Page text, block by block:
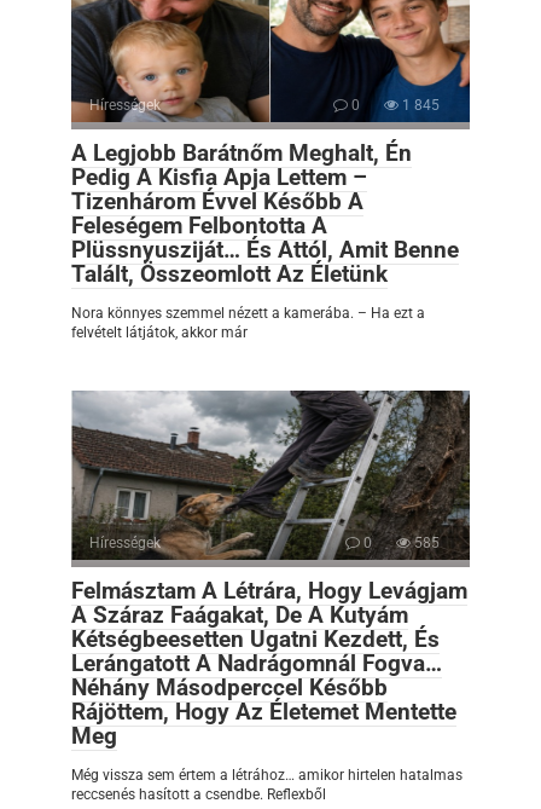
Hírességek 0 1 845
A Legjobb Barátnőm Meghalt, Én
Pedig A Kisfia Apja Lettem –
Tizenhárom Évvel Később A
Feleségem Felbontotta A
Plüssnyusziját… És Attól, Amit Benne
Talált, Összeomlott Az Életünk
Nora könnyes szemmel nézett a kamerába. – Ha ezt a
felvételt látjátok, akkor már
Hírességek 0 585
Felmásztam A Létrára, Hogy Levágjam
A Száraz Faágakat, De A Kutyám
Kétségbeesetten Ugatni Kezdett, És
Lerángatott A Nadrágomnál Fogva…
Néhány Másodperccel Később
Rájöttem, Hogy Az Életemet Mentette
Meg
Még vissza sem értem a létrához… amikor hirtelen hatalmas
reccsenés hasított a csendbe. Reflexből